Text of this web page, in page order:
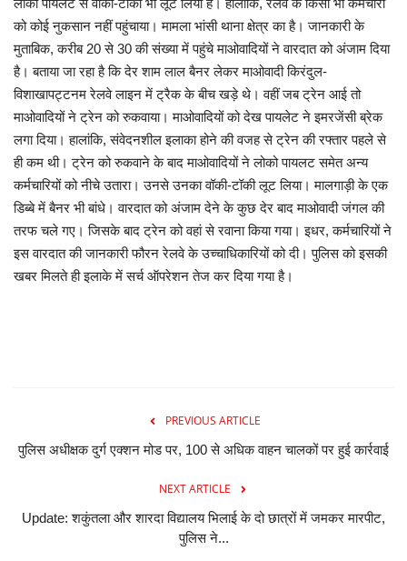
मनोरंजन
सेहत
धर्म
करियर
राशिफल
खेल
को कोई नुकसान नहीं पहुंचाया। मामला भांसी थाना क्षेत्र का है। जानकारी के
मुताबिक, करीब 20 से 30 की संख्या में पहुंचे माओवादियों ने वारदात को अंजाम दिया
है। बताया जा रहा है कि देर शाम लाल बैनर लेकर माओवादी किरंदुल-
विशाखापट्टनम रेलवे लाइन में ट्रैक के बीच खड़े थे। वहीं जब ट्रेन आई तो
माओवादियों ने ट्रेन को रुकवाया। माओवादियों को देख पायलेट ने इमरजेंसी ब्रेक
लगा दिया। हालांकि, संवेदनशील इलाका होने की वजह से ट्रेन की रफ्तार पहले से
ही कम थी। ट्रेन को रुकवाने के बाद माओवादियों ने लोको पायलट समेत अन्य
कर्मचारियों को नीचे उतारा। उनसे उनका वॉकी-टॉकी लूट लिया। मालगाड़ी के एक
डिब्बे में बैनर भी बांधे। वारदात को अंजाम देने के कुछ देर बाद माओवादी जंगल की
तरफ चले गए। जिसके बाद ट्रेन को वहां से रवाना किया गया। इधर, कर्मचारियों ने
इस वारदात की जानकारी फौरन रेलवे के उच्चाधिकारियों को दी। पुलिस को इसकी
खबर मिलते ही इलाके में सर्च ऑपरेशन तेज कर दिया गया है।
PREVIOUS ARTICLE
पुलिस अधीक्षक दुर्ग एक्शन मोड पर, 100 से अधिक वाहन चालकों पर हुई कार्रवाई
NEXT ARTICLE
Update: शकुंतला और शारदा विद्यालय भिलाई के दो छात्रों में जमकर मारपीट,
पुलिस ने...